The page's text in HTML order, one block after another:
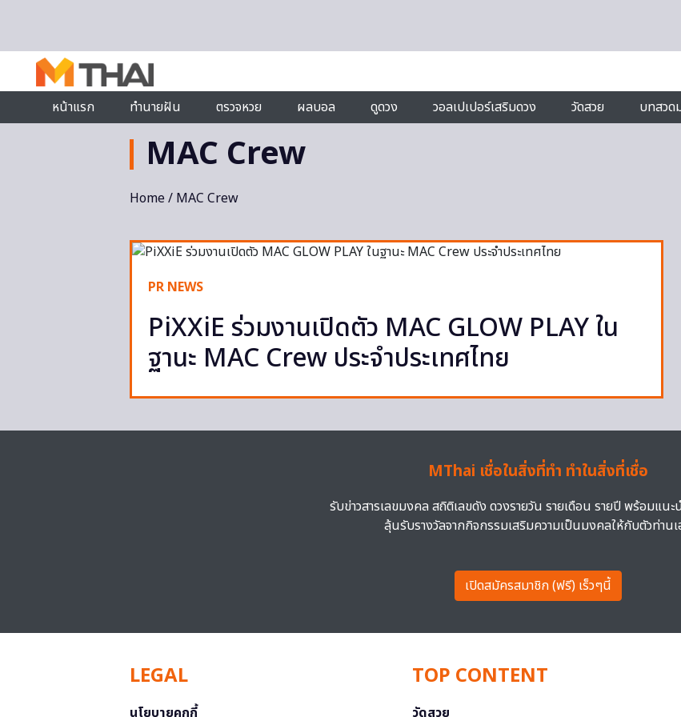
หน้าแรก
ทำนายฝัน ตรวจหวย ผลบอล ดูดวง วอลเปเปอร์เสริมดวง วัดสวย บทสวด
MAC Crew
Home/ MAC Crew
PR NEWS
PiXXiE ร่วมงานเปิดตัว MAC GLOW PLAY ใน
ฐานะ MAC Crew ประจำประเทศไทย
MThai เชื่อในสิ่งที่ทำ ทำในสิ่งที่เชื่อ
รับข่าวสารเลขมงคล สถิติเลขดัง ดวงรายวัน รายเดือน รายปี พร้อมแนะ
ลุ้นรับรางวัลจากกิจกรรมเสริมความเป็นมงคลให้กับตัวท่าน
เปิดสมัครสมาชิก (ฟรี) เร็วๆนี้
LEGAL
นโยบายคุกกี้
TOP CONTENT
วัดสวย